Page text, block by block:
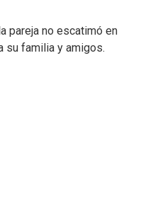
pareja no escatimó en
su familia y amigos.